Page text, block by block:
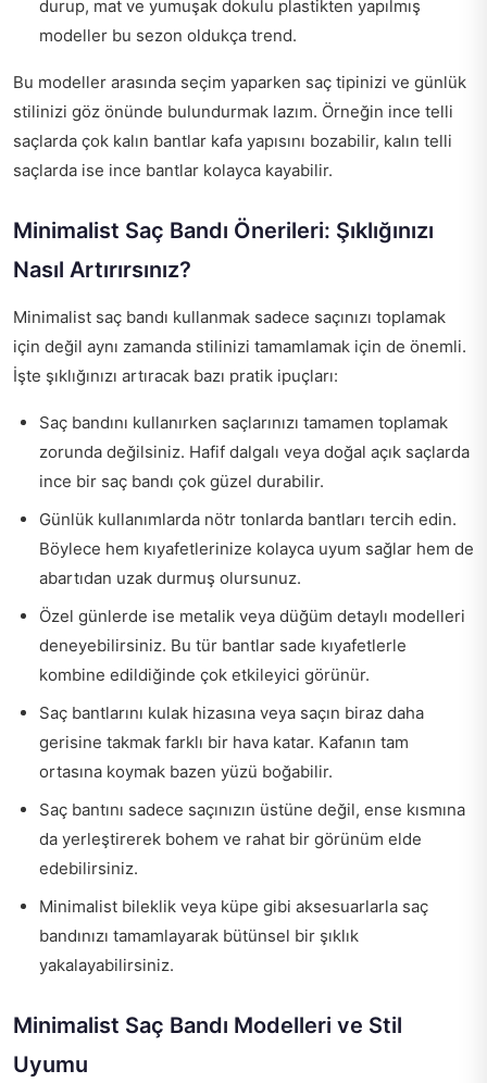
durup, mat ve yumuşak dokulu plastikten yapılmış
modeller bu sezon oldukça trend.
Bu modeller arasında seçim yaparken saç tipinizi ve günlük
stilinizi göz önünde bulundurmak lazım. Örneğin ince telli
saçlarda çok kalın bantlar kafa yapısını bozabilir, kalın telli
saçlarda ise ince bantlar kolayca kayabilir.
Minimalist Saç Bandı Önerileri: Şıklığınızı
Nasıl Artırırsınız?
Minimalist saç bandı kullanmak sadece saçınızı toplamak
için değil aynı zamanda stilinizi tamamlamak için de önemli.
İşte şıklığınızı artıracak bazı pratik ipuçları:
Saç bandını kullanırken saçlarınızı tamamen toplamak
zorunda değilsiniz. Hafif dalgalı veya doğal açık saçlarda
ince bir saç bandı çok güzel durabilir.
Günlük kullanımlarda nötr tonlarda bantları tercih edin.
Böylece hem kıyafetlerinize kolayca uyum sağlar hem de
abartıdan uzak durmuş olursunuz.
Özel günlerde ise metalik veya düğüm detaylı modelleri
deneyebilirsiniz. Bu tür bantlar sade kıyafetlerle
kombine edildiğinde çok etkileyici görünür.
Saç bantlarını kulak hizasına veya saçın biraz daha
gerisine takmak farklı bir hava katar. Kafanın tam
ortasına koymak bazen yüzü boğabilir.
Saç bantını sadece saçınızın üstüne değil, ense kısmına
da yerleştirerek bohem ve rahat bir görünüm elde
edebilirsiniz.
Minimalist bileklik veya küpe gibi aksesuarlarla saç
bandınızı tamamlayarak bütünsel bir şıklık
yakalayabilirsiniz.
Minimalist Saç Bandı Modelleri ve Stil
Uyumu